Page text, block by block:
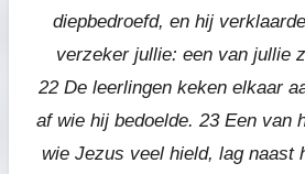
diepbedroefd, en hij
verzeker jullie: een van jullie
22 De leerlingen keken elkaar
af wie hij bedoelde. 23 Een van
wie Jezus veel hield, lag naast